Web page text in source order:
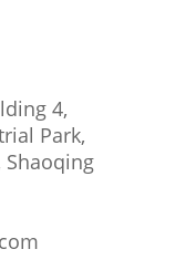
4,
Park,
Shaoqing